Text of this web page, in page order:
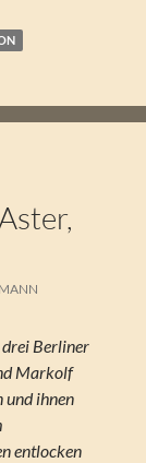
drei Berliner
Markolf
und ihnen
entlocken